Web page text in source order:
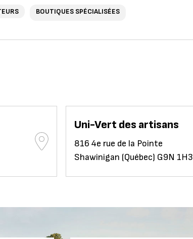
BOUTIQUES SPÉCIALISÉES
Uni-Vert des artisans
816 4e rue de la Pointe
Shawinigan (Québec) G9N 1H3